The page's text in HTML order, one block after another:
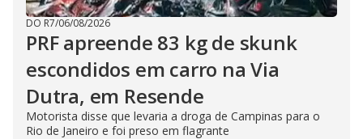
DO R7/06/08/2026
PRF apreende 83 kg de skunk
escondidos em carro na Via
Dutra, em Resende
Motorista disse que levaria a droga de Campinas para o
Rio de Janeiro e foi preso em flagrante